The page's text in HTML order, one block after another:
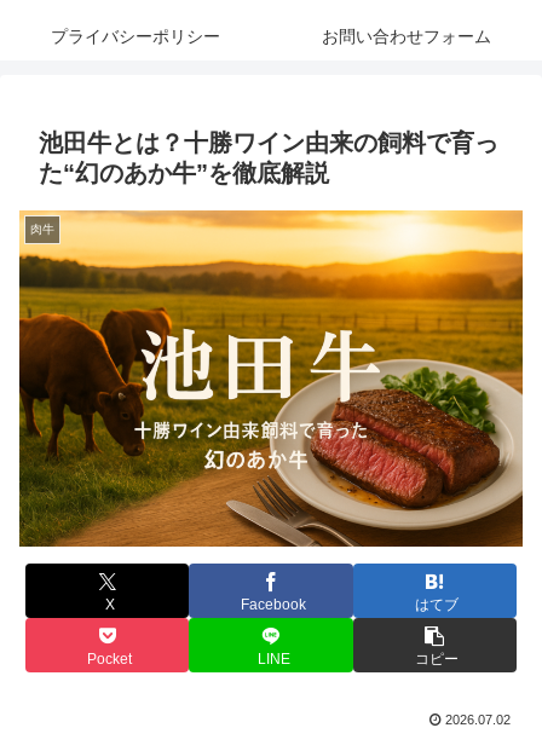
プライバシーポリシー お問い合わせフォーム
池田牛とは？十勝ワイン由来の飼料で育っ
た“幻のあか牛”を徹底解説
肉牛
X Facebook はてブ
Pocket LINE コピー
2026.07.02